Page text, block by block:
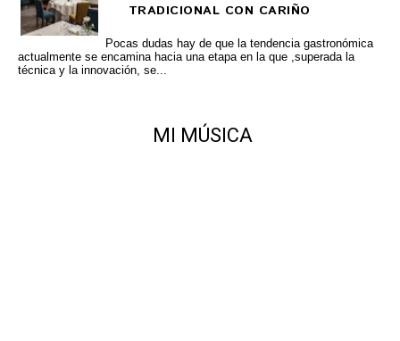
TRADICIONAL CON CARIÑO
Pocas dudas hay de que la tendencia gastronómica
actualmente se encamina hacia una etapa en la que ,superada la
técnica y la innovación, se...
MI MÚSICA